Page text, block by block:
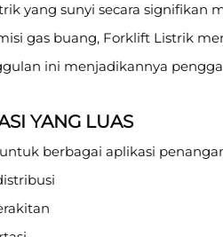
yang sunyi secara
gas buang, Forklift Listrik
ini menjadikannya
YANG LUAS
berbagai aplikasi